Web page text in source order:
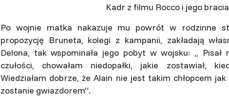
Kadr z filmu Rocco i jego
Po wojnie matka nakazuje mu powrót w rodzinne
propozycję Bruneta, kolegi z kampanii, zakładają
Delona, tak wspominała jego pobyt w wojsku: ,,
czułości, chowałam niedopałki, jakie zostawiał,
Wiedziałam dobrze, że Alain nie jest takim chłopcem
zostanie gwiazdorem”.